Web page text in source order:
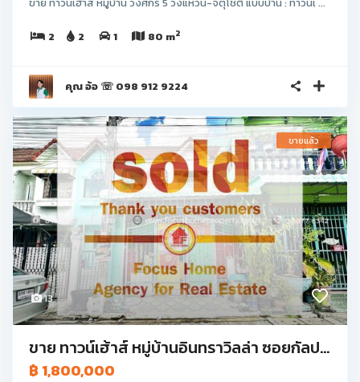
2 2 1 80 m2
คุณ อ้อ ☏ 098 912 9224
13
ขายแล้ว
ขาย ทาวน์เฮ้าส์ หมู่บ้านอินทราวิลล่า ซอยกัลป...
฿ 1,800,000